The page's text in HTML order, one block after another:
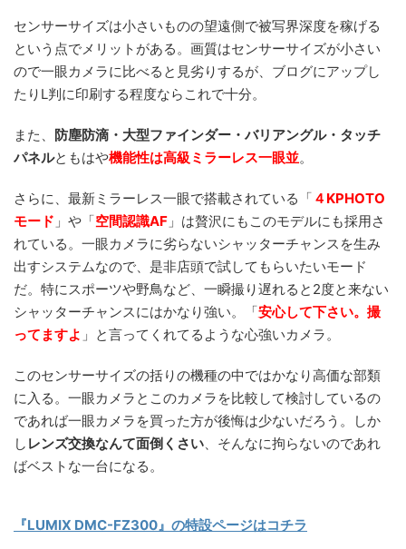
センサーサイズは小さいものの望遠側で被写界深度を稼げる
という点でメリットがある。画質はセンサーサイズが小さい
ので一眼カメラに比べると見劣りするが、ブログにアップし
たりL判に印刷する程度ならこれで十分。
また、
防塵防滴・大型ファインダー・バリアングル・タッチ
パネルともはや機能性は高級ミラーレス一眼並。
さらに、最新ミラーレス一眼で搭載されている「 ４KPHOTO
モード 」や「空間認識AF 」は贅沢にもこのモデルにも採用さ
れている。一眼カメラに劣らないシャッターチャンスを生み
出すシステムなので、是非店頭で試してもらいたいモード
だ。特にスポーツや野鳥など、一瞬撮り遅れると2度と来ない
シャッターチャンスにはかなり強い。「安心して下さい。撮
ってますよ 」と言ってくれてるような心強いカメラ。
このセンサーサイズの括りの機種の中ではかなり高価な部類
に入る。一眼カメラとこのカメラを比較して検討しているの
であれば一眼カメラを買った方が後悔は少ないだろう。しか
し レンズ交換なんて面倒くさい、そんなに拘らないのであれ
ばベストな一台になる。
『LUMIX DMC-FZ300』の特設ページはコチラ